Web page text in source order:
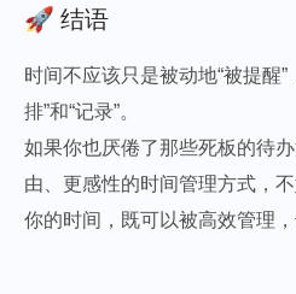
🚀 结语
时间不应该只是被动地“被提醒”
排”和“记录”。
如果你也厌倦了那些死板的待
由、更感性的时间管理方式，
你的时间，既可以被高效管理，